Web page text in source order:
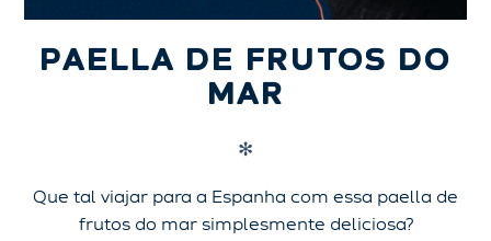
PAELLA DE FRUTOS DO
MAR
✻
Que tal viajar para a Espanha com essa paella de
frutos do mar simplesmente deliciosa?